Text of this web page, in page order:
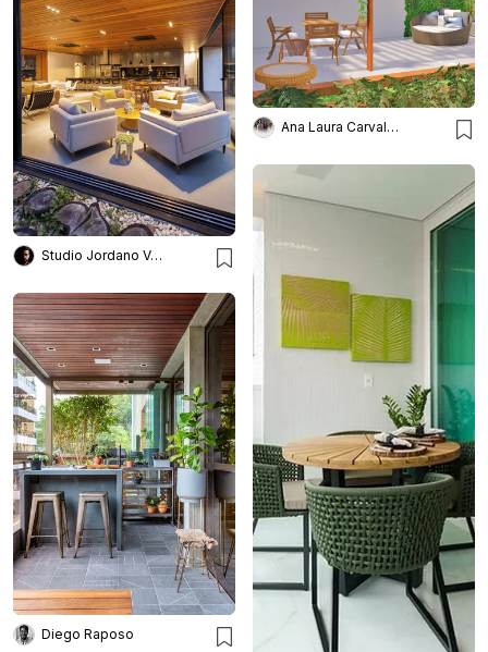
Ana Laura Carvalho Arquitetura e Engenharia
Studio Jordano Valota
Diego Raposo